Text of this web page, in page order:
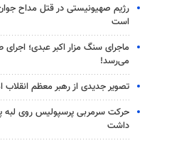
رژیم صهیونیستی در قتل مداح
است
ماجرای سنگ مزار اکبر عبدی؛
می‌رسد!
تصویر جدیدی از رهبر معظم
حرکت سرمربی پرسپولیس روی لبه
داشت